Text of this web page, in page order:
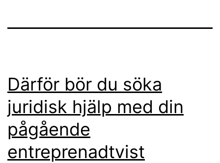
Därför bör du söka
juridisk hjälp med din
pågående
entreprenadtvist